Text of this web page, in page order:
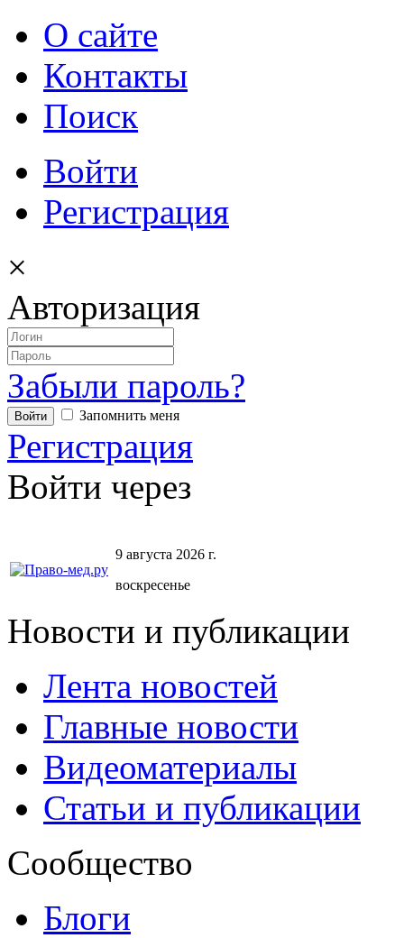
О сайте
Контакты
Поиск
Войти
Регистрация
×
Авторизация
Забыли пароль?
Запомнить меня
Регистрация
Войти через
9 августа 2026 г.
воскресенье
Новости и публикации
Лента новостей
Главные новости
Видеоматериалы
Статьи и публикации
Сообщество
Блоги